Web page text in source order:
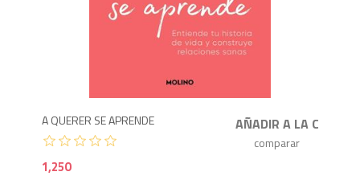
A QUERER SE APRENDE
1,250